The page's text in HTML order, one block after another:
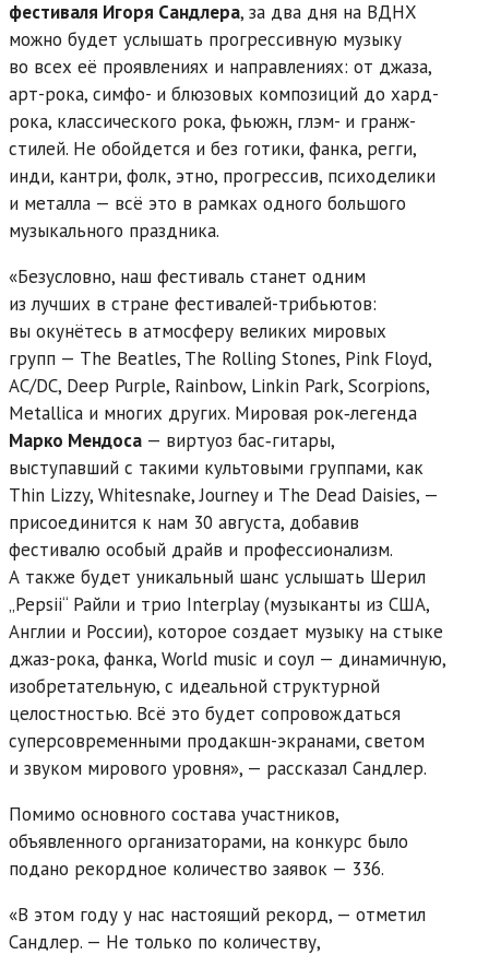
фестиваля Игоря Сандлера, за два дня на ВДНХ
можно будет услышать прогрессивную музыку
во всех её проявлениях и направлениях: от джаза,
арт-рока, симфо- и блюзовых композиций до хард-
рока, классического рока, фьюжн, глэм- и гранж-
стилей. Не обойдется и без готики, фанка, регги,
инди, кантри, фолк, этно, прогрессив, психоделики
и металла — всё это в рамках одного большого
музыкального праздника.
«Безусловно, наш фестиваль станет одним
из лучших в стране фестивалей-трибьютов:
вы окунётесь в атмосферу великих мировых
групп — The Beatles, The Rolling Stones, Pink Floyd,
AC/DC, Deep Purple, Rainbow, Linkin Park, Scorpions,
Metallica и многих других. Мировая рок‑легенда
Марко Мендоса — виртуоз бас‑гитары,
выступавший с такими культовыми группами, как
Thin Lizzy, Whitesnake, Journey и The Dead Daisies, —
присоединится к нам 30 августа, добавив
фестивалю особый драйв и профессионализм.
А также будет уникальный шанс услышать Шерил
„Pepsii“ Райли и трио Interplay (музыканты из США,
Англии и России), которое создает музыку на стыке
джаз-рока, фанка, World music и соул — динамичную,
изобретательную, с идеальной структурной
целостностью. Всё это будет сопровождаться
суперсовременными продакшн-экранами, светом
и звуком мирового уровня», — рассказал Сандлер.
Помимо основного состава участников,
объявленного организаторами, на конкурс было
подано рекордное количество заявок — 336.
«В этом году у нас настоящий рекорд, — отметил
Сандлер. — Не только по количеству,